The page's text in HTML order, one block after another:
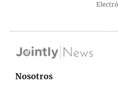
Nosotros